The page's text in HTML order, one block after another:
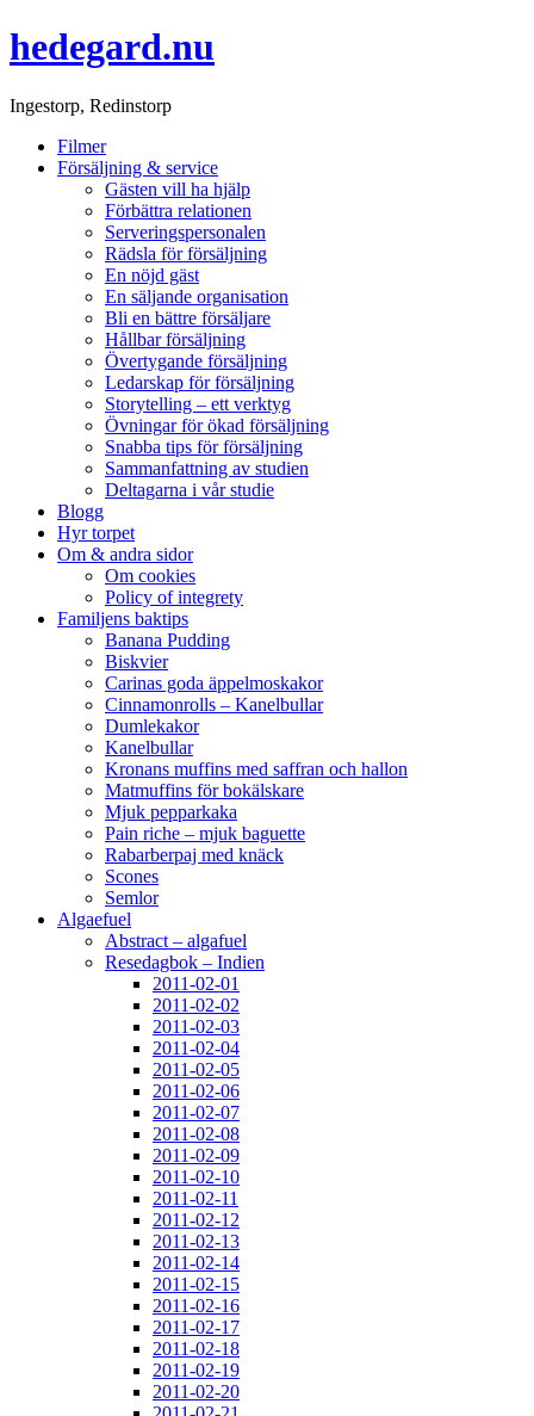
hedegard.nu
Ingestorp, Redinstorp
Filmer
Försäljning & service
Gästen vill ha hjälp
Förbättra relationen
Serveringspersonalen
Rädsla för försäljning
En nöjd gäst
En säljande organisation
Bli en bättre försäljare
Hållbar försäljning
Övertygande försäljning
Ledarskap för försäljning
Storytelling – ett verktyg
Övningar för ökad försäljning
Snabba tips för försäljning
Sammanfattning av studien
Deltagarna i vår studie
Blogg
Hyr torpet
Om & andra sidor
Om cookies
Policy of integrety
Familjens baktips
Banana Pudding
Biskvier
Carinas goda äppelmoskakor
Cinnamonrolls – Kanelbullar
Dumlekakor
Kanelbullar
Kronans muffins med saffran och hallon
Matmuffins för bokälskare
Mjuk pepparkaka
Pain riche – mjuk baguette
Rabarberpaj med knäck
Scones
Semlor
Algaefuel
Abstract – algafuel
Resedagbok – Indien
2011-02-01
2011-02-02
2011-02-03
2011-02-04
2011-02-05
2011-02-06
2011-02-07
2011-02-08
2011-02-09
2011-02-10
2011-02-11
2011-02-12
2011-02-13
2011-02-14
2011-02-15
2011-02-16
2011-02-17
2011-02-18
2011-02-19
2011-02-20